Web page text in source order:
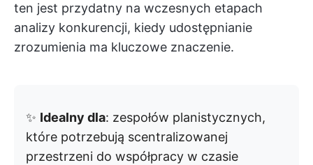
ten jest przydatny na wczesnych etapach
analizy konkurencji, kiedy udostępnianie
zrozumienia ma kluczowe znaczenie.
✨ Idealny dla: zespołów planistycznych,
które potrzebują scentralizowanej
przestrzeni do współpracy w czasie